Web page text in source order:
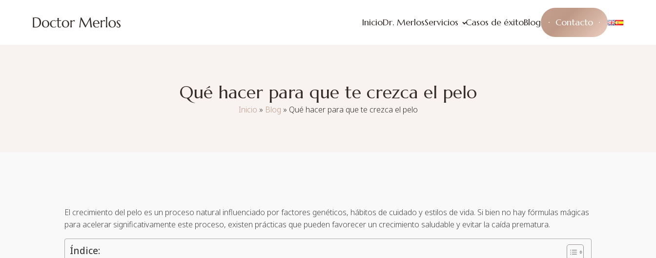
InicioDr. MerlosServicios Casos de éxitoBlog Contacto
Qué hacer para que te crezca el pelo
Inicio » Blog » Qué hacer para que te crezca el pelo
El crecimiento del pelo es un proceso natural influenciado por factores genéticos, hábitos de cuidado y estilos de vida. Si bien no hay fórmulas mágicas
para acelerar significativamente este proceso, existen prácticas que pueden favorecer un crecimiento saludable y evitar la caída prematura.
Índice: